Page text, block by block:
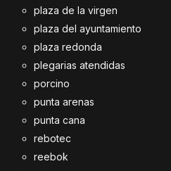
plaza de la virgen
plaza del ayuntamiento
plaza redonda
plegarias atendidas
porcino
punta arenas
punta cana
rebotec
reebok